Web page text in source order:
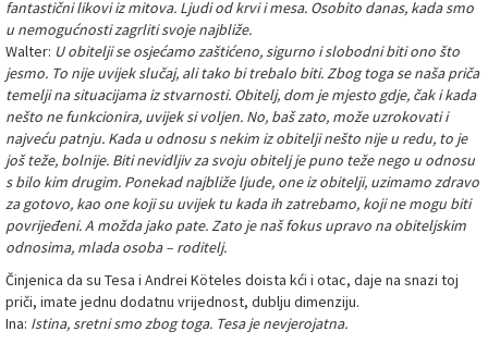
fantastični likovi iz mitova. Ljudi od krvi i mesa. Osobito danas, kada smo
u nemogućnosti zagrliti svoje najbliže.
Walter: U obitelji se osjećamo zaštićeno, sigurno i slobodni biti ono što
jesmo. To nije uvijek slučaj, ali tako bi trebalo biti. Zbog toga se naša priča
temelji na situacijama iz stvarnosti. Obitelj, dom je mjesto gdje, čak i kada
nešto ne funkcionira, uvijek si voljen. No, baš zato, može uzrokovati i
najveću patnju. Kada u odnosu s nekim iz obitelji nešto nije u redu, to je
još teže, bolnije. Biti nevidljiv za svoju obitelj je puno teže nego u odnosu
s bilo kim drugim. Ponekad najbliže ljude, one iz obitelji, uzimamo zdravo
za gotovo, kao one koji su uvijek tu kada ih zatrebamo, koji ne mogu biti
povrijeđeni. A možda jako pate. Zato je naš fokus upravo na obiteljskim
odnosima, mlada osoba – roditelj.
Činjenica da su Tesa i Andrei Köteles doista kći i otac, daje na snazi toj
priči, imate jednu dodatnu vrijednost, dublju dimenziju.
Ina: Istina, sretni smo zbog toga. Tesa je nevjerojatna.